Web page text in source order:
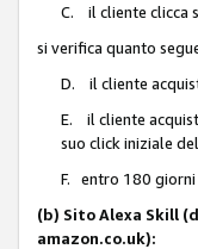
C. il cliente clicca
si verifica quanto
D. il cliente
E. il cliente
suo click iniziale
F. entro 180 giorni
(b) Sito Alexa Skill
amazon.co.uk):